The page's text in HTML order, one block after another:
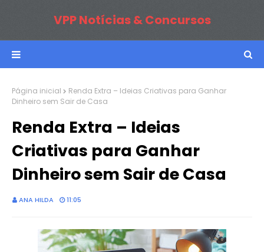
VPP Notícias & Concursos
Página inicial
Renda Extra – Ideias Criativas para Ganhar
Dinheiro sem Sair de Casa
Renda Extra – Ideias
Criativas para Ganhar
Dinheiro sem Sair de Casa
ANA HILDA 11:05